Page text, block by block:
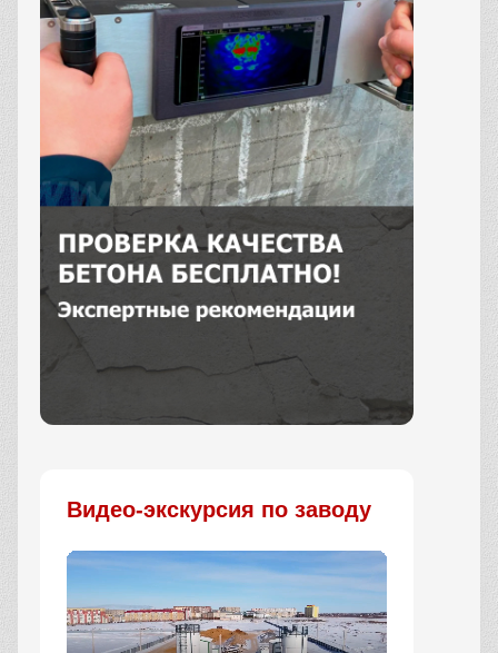
Видео-экскурсия по заводу